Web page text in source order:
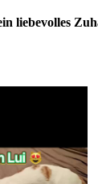
liebevolles